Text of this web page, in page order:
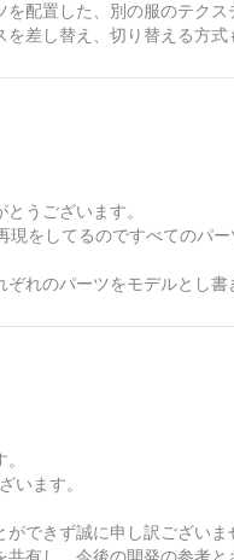
を配置した、別の服のテクス
差し替え、切り替える方式
うございます。
現をしてるのですべてのパ
れのパーツをモデルとし
います。
できず誠に申し訳ございま